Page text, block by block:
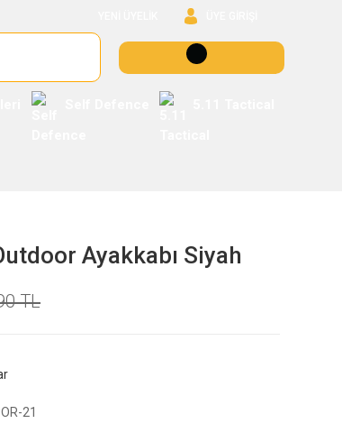
Ayakkabı Siyah
TL
21